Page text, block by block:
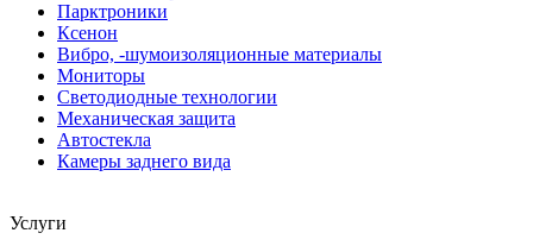
Парктроники
Ксенон
Вибро, -шумоизоляционные материалы
Мониторы
Светодиодные технологии
Механическая защита
Автостекла
Камеры заднего вида
Услуги